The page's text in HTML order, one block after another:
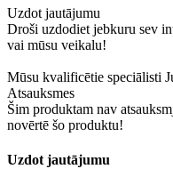
Uzdot jautājumu
Droši uzdodiet jebkuru sev
vai mūsu veikalu!
Mūsu kvalificētie speciālisti
Atsauksmes
Šim produktam nav
novērtē šo produktu!
Uzdot jautājumu